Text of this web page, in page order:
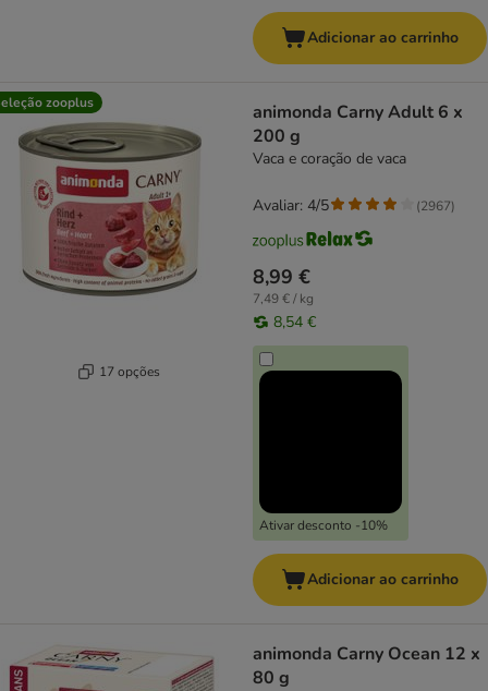
Adicionar ao carrinho
zooplus
17 opções
animonda Carny Adult 6 x
200 g
Vaca e coração de vaca
8,99 €
7,49 € / kg
8,54 €
Ativar desconto -10%
Avaliar: 4/5 (2967)
Adicionar ao carrinho
animonda Carny Ocean 12 x
80 g